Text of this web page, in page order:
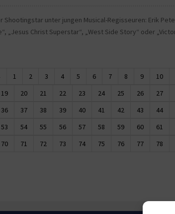
Shootingstar unter jungen Musical-Regisseuren: Erik
„Jesus Christ Superstar“, „West Side Story“ oder
1 2 3 4 5 6 7 8 9 10
19 20 21 22 23 24 25 26 27
36 37 38 39 40 41 42 43 44
53 54 55 56 57 58 59 60 61
70 71 72 73 74 75 76 77 78